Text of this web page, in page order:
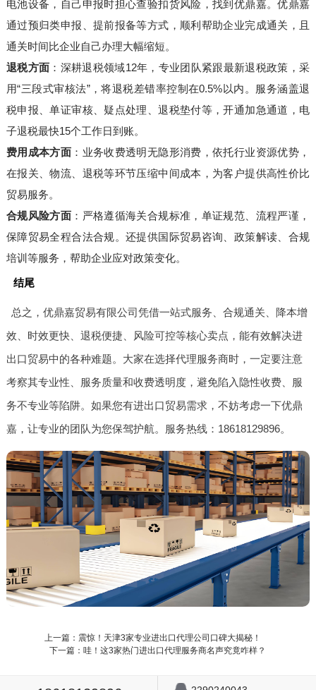
电池设备，自己申报时担心查验扣货风险，找到优鼎嘉。优鼎嘉
通过预归类申报、提前报备等方式，顺利帮助企业完成通关，且
通关时间比企业自己办理大幅缩短。
退税方面 ：深耕退税领域12年，专业团队紧跟最新退税政策，采
用“三段式审核法”，将退税差错率控制在0.5%以内。服务涵盖退
税申报、单证审核、疑点处理、退税垫付等，开通加急通道，电
子退税最快15个工作日到账。
费用成本方面 ：业务收费透明无隐形消费，依托行业资源优势，
在报关、物流、退税等环节压缩中间成本，为客户提供高性价比
贸易服务。
合规风险方面 ：严格遵循海关合规标准，单证规范、流程严谨，
保障贸易全程合法合规。还提供国际贸易咨询、政策解读、合规
培训等服务，帮助企业应对政策变化。
结尾
总之，优鼎嘉贸易有限公司凭借一站式服务、合规通关、降本增
效、时效更快、退税便捷、风险可控等核心卖点，能有效解决进
出口贸易中的各种难题。大家在选择代理服务商时，一定要注意
考察其专业性、服务质量和收费透明度，避免陷入隐性收费、服
务不专业等陷阱。如果您有进出口贸易需求，不妨考虑一下优鼎
嘉，让专业的团队为您保驾护航。服务热线：18618129896。
上一篇：震惊！天津3家专业进出口代理公司口碑大揭秘！
下一篇：哇！这3家热门进出口代理服务商名声究竟咋样？